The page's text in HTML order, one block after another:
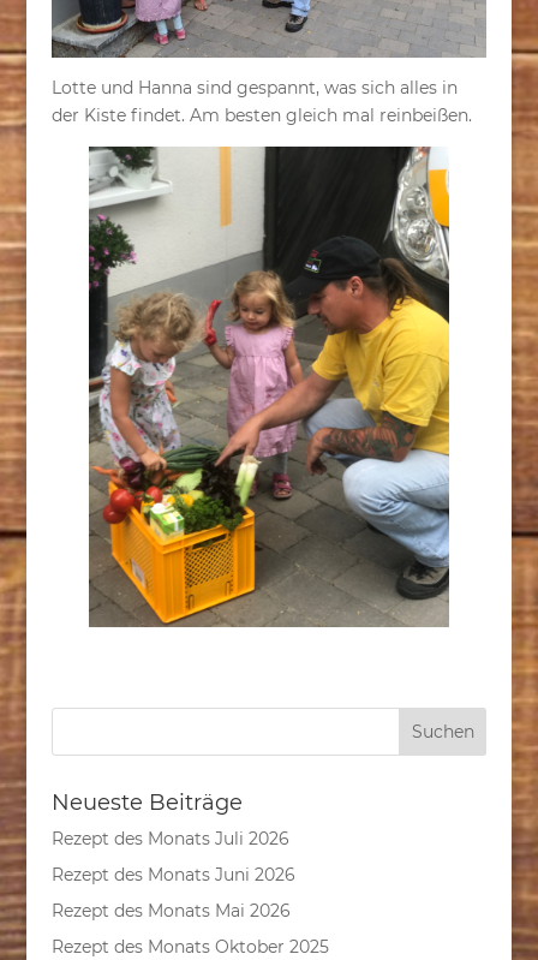
Lotte und Hanna sind gespannt, was sich alles in
der Kiste findet. Am besten gleich mal reinbeißen.
Neueste Beiträge
Rezept des Monats Juli 2026
Rezept des Monats Juni 2026
Rezept des Monats Mai 2026
Rezept des Monats Oktober 2025